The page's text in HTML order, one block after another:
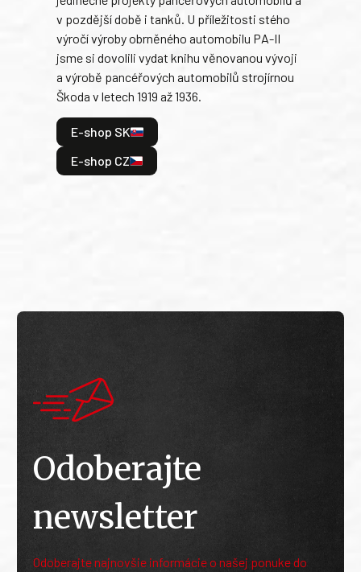
v pozdější době i tanků. U příležitosti stého
výročí výroby obrněného automobilu PA-II
jsme si dovolili vydat knihu věnovanou vývoji
a výrobě pancéřových automobilů strojírnou
Škoda v letech 1919 až 1936.
E-shop SK
E-shop CZ
Odoberajte
newsletter
Odoberajte najnovšie informácie o našej ponuke do